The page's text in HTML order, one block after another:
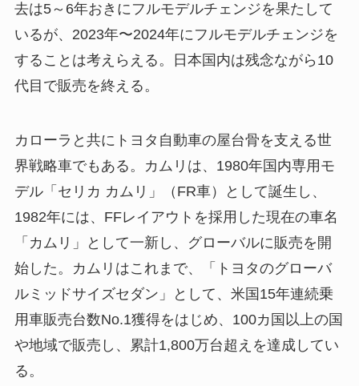
去は5～6年おきにフルモデルチェンジを果たして
いるが、2023年〜2024年にフルモデルチェンジを
することは考えらえる。日本国内は残念ながら10
代目で販売を終える。
カローラと共にトヨタ自動車の屋台骨を支える世
界戦略車でもある。カムリは、1980年国内専用モ
デル「セリカ カムリ」（FR車）として誕生し、
1982年には、FFレイアウトを採用した現在の車名
「カムリ」として一新し、グローバルに販売を開
始した。カムリはこれまで、「トヨタのグローバ
ルミッドサイズセダン」として、米国15年連続乗
用車販売台数No.1獲得をはじめ、100カ国以上の国
や地域で販売し、累計1,800万台超えを達成してい
る。